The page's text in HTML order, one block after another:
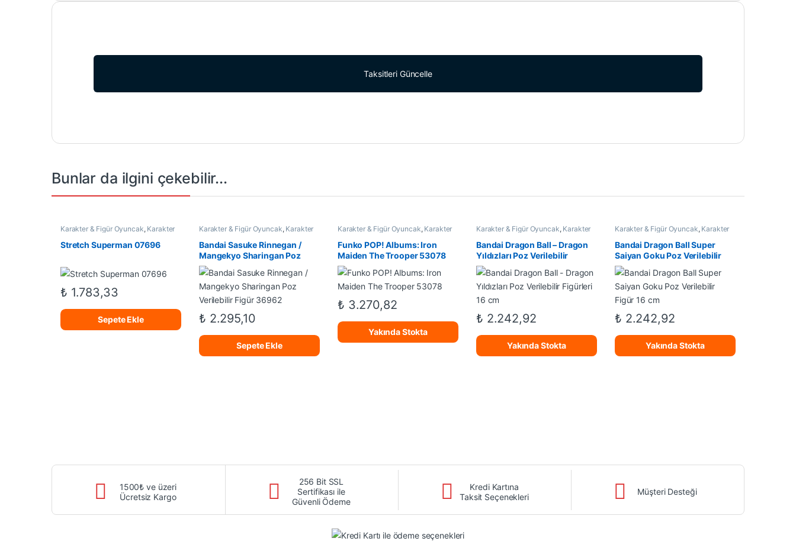
Taksitleri Güncelle
Bunlar da ilgini çekebilir...
Karakter & Figür Oyuncak, Karakter
Stretch Superman 07696
₺ 1.783,33
Sepete Ekle
Karakter & Figür Oyuncak, Karakter
Bandai Sasuke Rinnegan /
Mangekyo Sharingan Poz
Verilebilir Figür 36962
₺ 2.295,10
Sepete Ekle
Karakter & Figür Oyuncak, Karakter
Funko POP! Albums: Iron
Maiden The Trooper 53078
₺ 3.270,82
Yakında Stokta
Karakter & Figür Oyuncak, Karakter
Bandai Dragon Ball – Dragon
Yıldızları Poz Verilebilir
Figürleri 16 cm
₺ 2.242,92
Yakında Stokta
Karakter & Figür Oyuncak, Karakter
Bandai Dragon Ball Super
Saiyan Goku Poz Verilebilir
Figür 16 cm
₺ 2.242,92
Yakında Stokta
1500₺ ve üzeri
Ücretsiz Kargo
256 Bit SSL
Sertifikası ile
Güvenli Ödeme
Kredi Kartına
Taksit Seçenekleri
Müşteri Desteği